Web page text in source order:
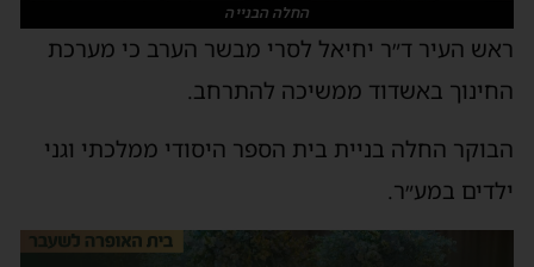
החלה הבנייה
העיר ד״ר יחיאל לסרי מבשר הערב כי מערכת
באשדוד ממשיכה להתרחב.
החלה בניית בית הספר היסודי ממלכתי וגני
במע״ר.